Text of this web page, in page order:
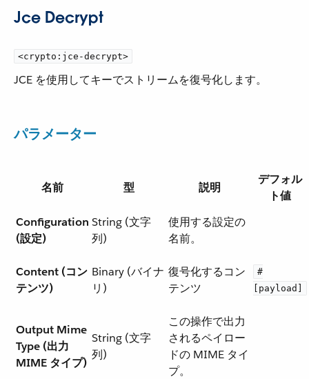
Jce Decrypt
<crypto:jce-decrypt>
JCE を使用してキーでストリームを復号化します。
パラメーター
名前 型 説明
デフォル
ト値
Configuration
(設定)
String (文字
列)
使用する設定の
名前。
Content (コン
テンツ)
Binary (バイナ
リ)
復号化するコン
テンツ
#
[payload]
Output Mime
Type (出力
MIME タイプ)
String (文字
列)
この操作で出力
されるペイロー
ドの MIME タイ
プ。